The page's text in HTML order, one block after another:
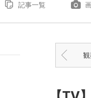
記事一覧